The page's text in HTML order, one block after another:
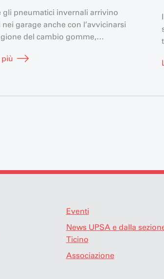
gli pneumatici invernali arrivino
garage anche con l’avvicinarsi
del cambio gomme,
Visitiamo il centro di
più
Eventi
News UPSA e dalla
Ticino
Associazione